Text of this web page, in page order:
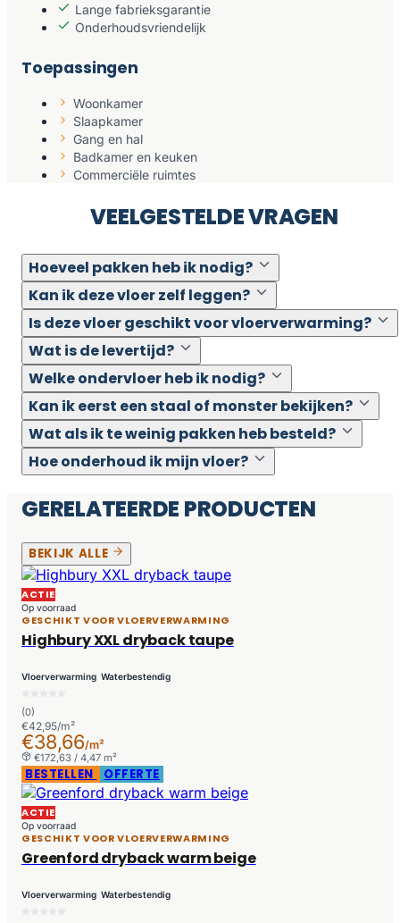
Lange fabrieksgarantie
Onderhoudsvriendelijk
Toepassingen
Woonkamer
Slaapkamer
Gang en hal
Badkamer en keuken
Commerciële ruimtes
VEELGESTELDE VRAGEN
Hoeveel pakken heb ik nodig?
Kan ik deze vloer zelf leggen?
Is deze vloer geschikt voor vloerverwarming?
Wat is de levertijd?
Welke ondervloer heb ik nodig?
Kan ik eerst een staal of monster bekijken?
Wat als ik te weinig pakken heb besteld?
Hoe onderhoud ik mijn vloer?
GERELATEERDE PRODUCTEN
BEKIJK ALLE
ACTIE
Op voorraad
GESCHIKT VOOR VLOERVERWARMING
Highbury XXL dryback taupe
Vloerverwarming Waterbestendig
(0)
€42,95/m²
€38,66/m²
€172,63 / 4,47 m²
BESTELLEN OFFERTE
ACTIE
Op voorraad
GESCHIKT VOOR VLOERVERWARMING
Greenford dryback warm beige
Vloerverwarming Waterbestendig